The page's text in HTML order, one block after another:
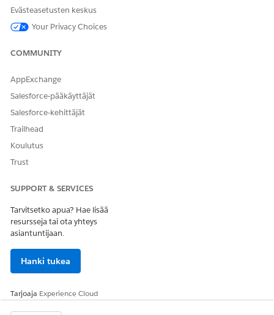
uudelleen.
ChangeOfCircumstances/UpdateHouseHoldMemberDetails -
ChangeOfCircumstances/SignatureCapture -
ChangeOfCircumstances/
- ApplicationSubmissionConfirmation (versio 1)
Evästeasetusten keskus
Your Privacy Choices
COMMUNITY
AppExchange
Salesforce-pääkäyttäjät
Salesforce-kehittäjät
Trailhead
Koulutus
Trust
SUPPORT & SERVICES
Tarvitsetko apua? Hae lisää
resursseja tai ota yhteys
asiantuntijaan.
Hanki tukea
Tarjoaja Experience Cloud